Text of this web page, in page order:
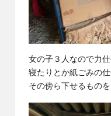
女の子３人なので力
寝たりとか紙ごみの
その傍ら下せるもの